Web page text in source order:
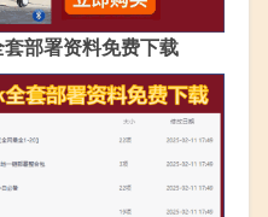
部署资料免费下载